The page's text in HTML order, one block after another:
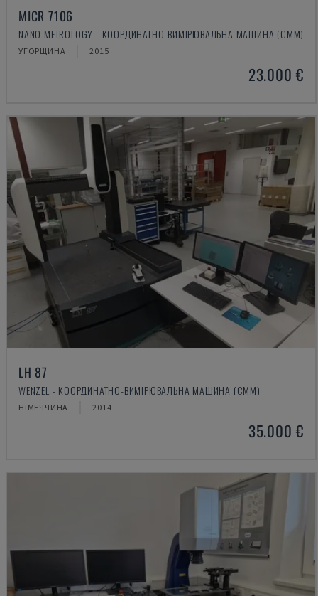
MICR 7106
NANO METROLOGY - КООРДИНАТНО-ВИМІРЮВАЛЬНА МАШИНА (CMM)
УГОРЩИНА 2015
23.000 €
LH 87
WENZEL - КООРДИНАТНО-ВИМІРЮВАЛЬНА МАШИНА (CMM)
НІМЕЧЧИНА 2014
35.000 €